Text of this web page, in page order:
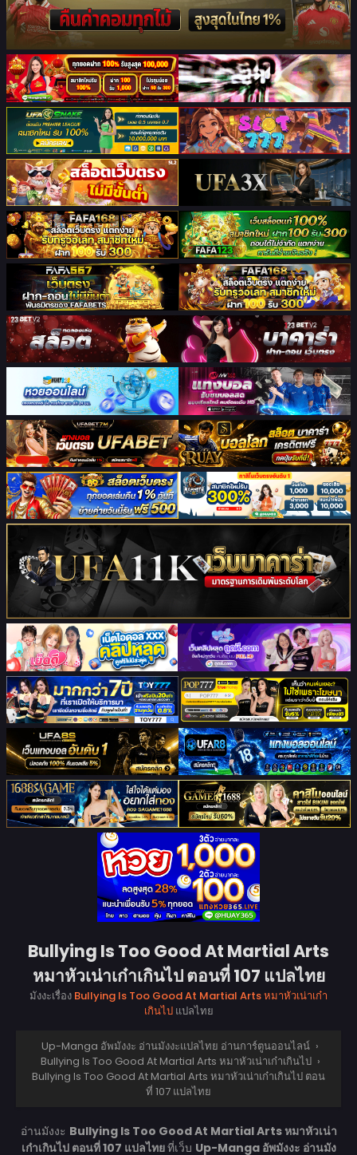
Bullying Is Too Good At Martial Arts
หมาหัวเน่าเก๋าเกินไป ตอนที่ 107 แปลไทย
มังงะเรื่อง Bullying Is Too Good At Martial Arts หมาหัวเน่าเก๋า
เกินไปแปลไทย
Up-Manga อัพมังงะ อ่านมังงะแปลไทย อ่านการ์ตูนออนไลน์ ›
Bullying Is Too Good At Martial Arts หมาหัวเน่าเก๋าเกินไป ›
Bullying Is Too Good At Martial Arts หมาหัวเน่าเก๋าเกินไป ตอน
ที่ 107 แปลไทย
อ่านมังงะ Bullying Is Too Good At Martial Arts หมาหัวเน่า
เก๋าเกินไป ตอนที่ 107 แปลไทยที่เว็บ Up-Manga อัพมังงะ อ่านมัง